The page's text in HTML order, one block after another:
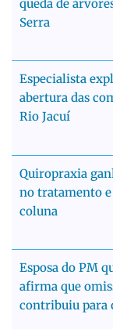
queda de
Serra
Especialista
abertura das
Rio Jacuí
Quiropraxia
no tratamento e
coluna
Esposa do PM
afirma que
contribuiu para